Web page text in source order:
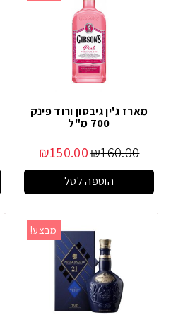
מארז ג'ין גיבסון ורוד פינק
700 מ"ל
₪160.00
₪150.00
הוספה לסל
מבצע!